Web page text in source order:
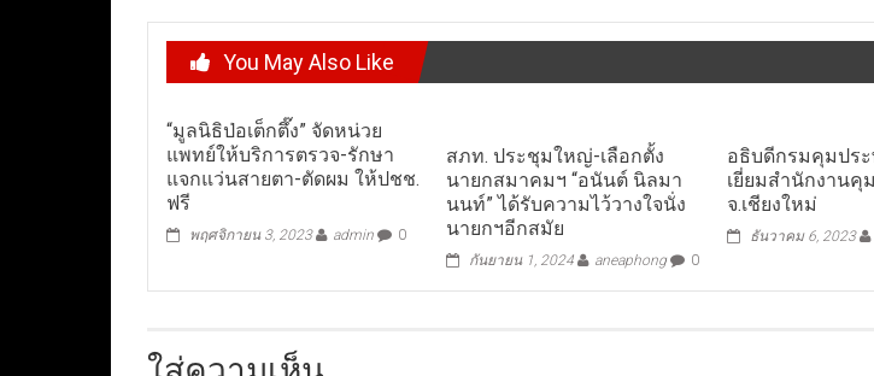
You May Also Like
“มูลนิธิป่อเต็กตึ๊ง” จัดหน่วย
แพทย์ให้บริการตรวจ-รักษา
แจกแว่นสายตา-ตัดผม ให้ปชช.
ฟรี
พฤศจิกายน 3, 2023 admin 0
สภท. ประชุมใหญ่-เลือกตั้ง
นายกสมาคมฯ “อนันต์ นิลมา
นนท์” ได้รับความไว้วางใจนั่ง
นายกฯอีกสมัย
กันยายน 1, 2024 aneaphong 0
อธิบดีกรมคุมปร
เยี่ยมสำนักงานคุ
จ.เชียงใหม่
ธันวาคม 6, 2023